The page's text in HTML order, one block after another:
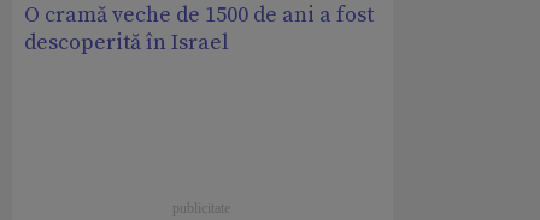
O cramă veche de 1500 de ani a fost
descoperită în Israel